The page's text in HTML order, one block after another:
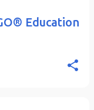
Education